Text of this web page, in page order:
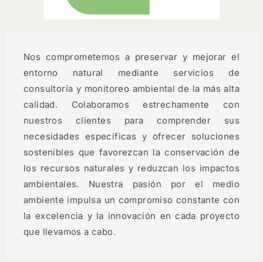
Nos comprometemos a preservar y mejorar el
entorno natural mediante servicios de
consultoría y monitoreo ambiental de la más alta
calidad. Colaboramos estrechamente con
nuestros clientes para comprender sus
necesidades específicas y ofrecer soluciones
sostenibles que favorezcan la conservación de
los recursos naturales y reduzcan los impactos
ambientales. Nuestra pasión por el medio
ambiente impulsa un compromiso constante con
la excelencia y la innovación en cada proyecto
que llevamos a cabo.